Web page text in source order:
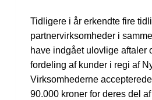
Tidligere i år erkendte fire
partnervirksomheder i
have indgået ulovlige aftaler
fordeling af kunder i regi af
Virksomhederne
90.000 kroner for deres del